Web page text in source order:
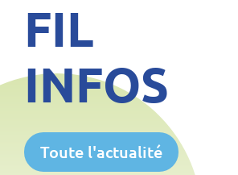
FIL
INFOS
Toute l'actualité